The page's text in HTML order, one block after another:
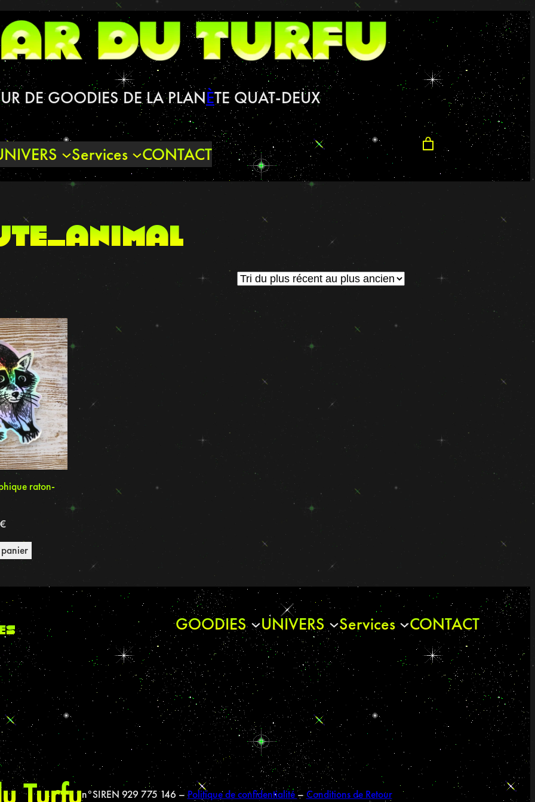
DE GOODIES DE LA PLANÈTE QUAT-DEUX
Services CONTACT
raton-
€
GOODIES UNIVERS Services CONTACT
Turfun°SIREN 929 775 146 – Politique de confidentialité–Conditions de Retour